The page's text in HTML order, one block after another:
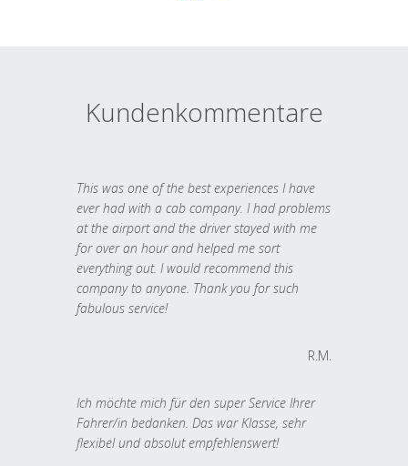
Kundenkommentare
This was one of the best experiences I have
ever had with a cab company. I had problems
at the airport and the driver stayed with me
for over an hour and helped me sort
everything out. I would recommend this
company to anyone. Thank you for such
fabulous service!
R.M.
Ich möchte mich für den super Service Ihrer
Fahrer/in bedanken. Das war Klasse, sehr
flexibel und absolut empfehlenswert!